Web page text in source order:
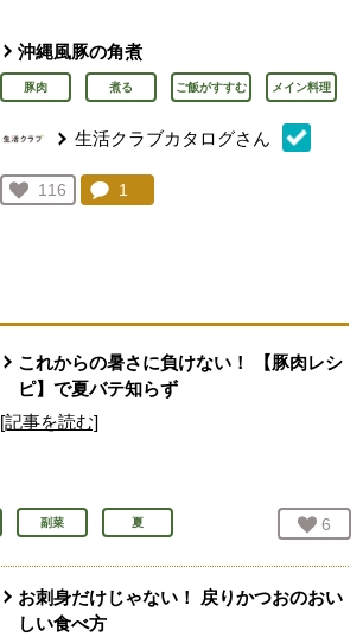
沖縄風豚の角煮
豚肉 煮る ご飯がすすむ メイン料理
生活クラブカタログさん
お気に入り登録：
116
人が登録
コメント：
1
これからの暑さに負けない！ 【豚肉レシ
ピ】で夏バテ知らず
[記事を読む]
副菜 夏 お気
6
お刺身だけじゃない！ 戻りかつおのおい
しい食べ方